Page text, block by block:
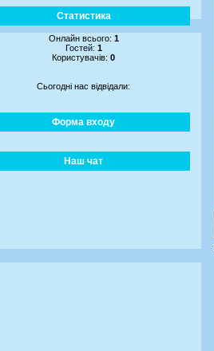
Статистика
Онлайн всього: 1
Гостей: 1
Користувачів: 0
Сьогодні нас відвідали:
Форма входу
Наш чат